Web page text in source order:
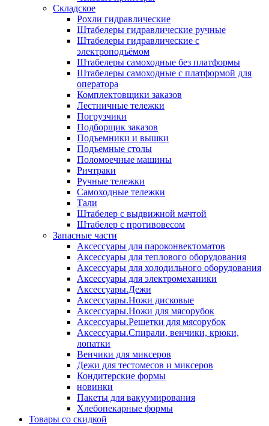
Складское
Рохли гидравлические
Штабелеры гидравлические ручные
Штабелеры гидравлические с
электроподъёмом
Штабелеры самоходные без платформы
Штабелеры самоходные с платформой для
оператора
Комплектовщики заказов
Лестничные тележки
Погрузчики
Подборщик заказов
Подъемники и вышки
Подъемные столы
Поломоечные машины
Ричтраки
Ручные тележки
Самоходные тележки
Тали
Штабелер с выдвижной мачтой
Штабелер с противовесом
Запасные части
Аксессуары для пароконвектоматов
Аксессуары для теплового оборудования
Аксессуары для холодильного оборудования
Аксессуары для электромеханики
Аксессуары.Дежи
Аксессуары.Ножи дисковые
Аксессуары.Ножи для мясорубок
Аксессуары.Решетки для мясорубок
Аксессуары.Спирали, венчики, крюки,
лопатки
Венчики для миксеров
Дежи для тестомесов и миксеров
Кондитерские формы
новинки
Пакеты для вакуумирования
Хлебопекарные формы
Товары со скидкой